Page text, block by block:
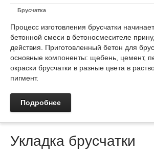
Брусчатка
Процесс изготовления брусчатки
бетонной смеси в бетоносмесителе
действия. Приготовленный бетон для
основные компоненты: щебень, цемент,
окраски брусчатки в разные цвета в
пигмент.
Подробнее
Укладка брусчатки